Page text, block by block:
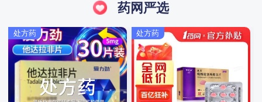
药网严选
处方药 处方药